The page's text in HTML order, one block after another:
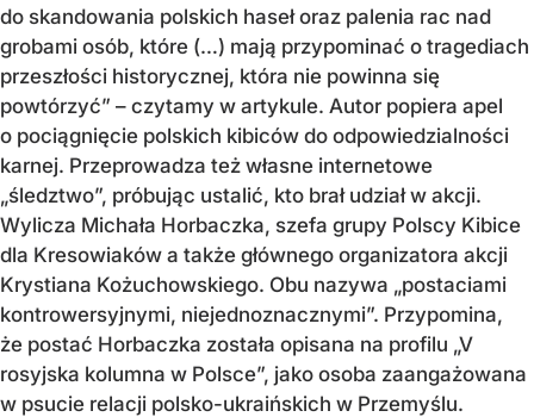
do skandowania polskich haseł oraz palenia rac nad
grobami osób, które (…) mają przypominać o tragediach
przeszłości historycznej, która nie powinna się
powtórzyć” – czytamy w artykule. Autor popiera apel
o pociągnięcie polskich kibiców do odpowiedzialności
karnej. Przeprowadza też własne internetowe
„śledztwo”, próbując ustalić, kto brał udział w akcji.
Wylicza Michała Horbaczka, szefa grupy Polscy Kibice
dla Kresowiaków a także głównego organizatora akcji
Krystiana Kożuchowskiego. Obu nazywa „postaciami
kontrowersyjnymi, niejednoznacznymi”. Przypomina,
że postać Horbaczka została opisana na profilu „V
rosyjska kolumna w Polsce”, jako osoba zaangażowana
w psucie relacji polsko-ukraińskich w Przemyślu.